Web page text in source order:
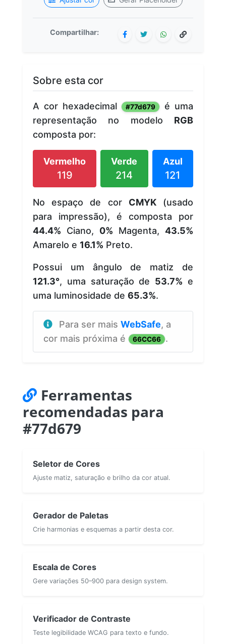
Compartilhar:
Sobre esta cor
A cor hexadecimal #77d679
é uma
representação no modelo RGB
composta por:
Vermelho
119
Verde
214
Azul
121
No espaço de cor CMYK(usado
para impressão), é composta por
44.4% Ciano, 0% Magenta, 43.5%
Amarelo e 16.1% Preto.
Possui um ângulo de matiz de
121.3°, uma saturação de 53.7% e
uma luminosidade de 65.3%.
Para ser mais WebSafe, a
cor mais próxima é
66CC66 .
Ferramentas
recomendadas para
#77d679
Seletor de Cores
Ajuste matiz, saturação e brilho da cor atual.
Gerador de Paletas
Crie harmonias e esquemas a partir desta cor.
Escala de Cores
Gere variações 50–900 para design system.
Verificador de Contraste
Teste legibilidade WCAG para texto e fundo.